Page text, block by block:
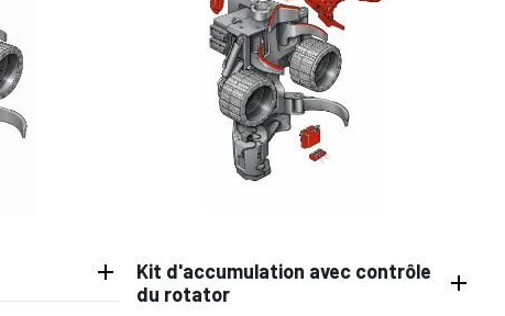
Kit d'accumulation avec contrôle
du rotator